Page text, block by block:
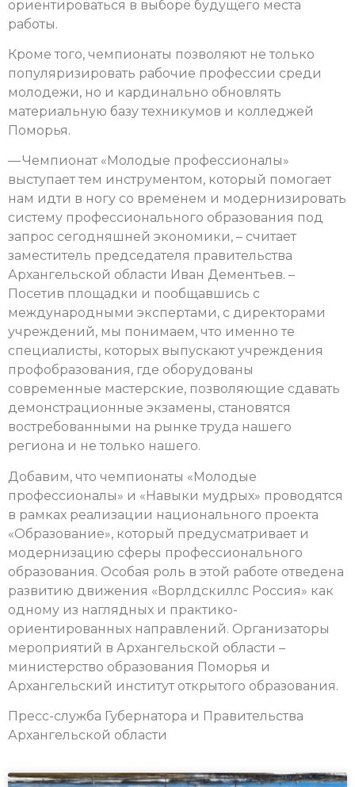
ориентироваться в выборе будущего места
работы.
Кроме того, чемпионаты позволяют не только
популяризировать рабочие профессии среди
молодежи, но и кардинально обновлять
материальную базу техникумов и колледжей
Поморья.
— Чемпионат «Молодые профессионалы»
выступает тем инструментом, который помогает
нам идти в ногу со временем и модернизировать
систему профессионального образования под
запрос сегодняшней экономики, – считает
заместитель председателя правительства
Архангельской области Иван Дементьев. –
Посетив площадки и пообщавшись с
международными экспертами, с директорами
учреждений, мы понимаем, что именно те
специалисты, которых выпускают учреждения
профобразования, где оборудованы
современные мастерские, позволяющие сдавать
демонстрационные экзамены, становятся
востребованными на рынке труда нашего
региона и не только нашего.
Добавим, что чемпионаты «Молодые
профессионалы» и «Навыки мудрых» проводятся
в рамках реализации национального проекта
«Образование», который предусматривает и
модернизацию сферы профессионального
образования. Особая роль в этой работе отведена
развитию движения «Ворлдскиллс Россия» как
одному из наглядных и практико-
ориентированных направлений. Организаторы
мероприятий в Архангельской области –
министерство образования Поморья и
Архангельский институт открытого образования.
Пресс-служба Губернатора и Правительства
Архангельской области